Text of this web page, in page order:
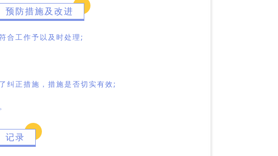
预防措施及改进
合工作予以及时处理;
纠正措施，措施是否切实有效;
记录